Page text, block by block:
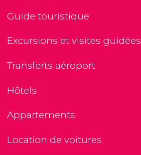
Guide touristique
Excursions et visites guidées
Transferts aéroport
Hôtels
Appartements
Location de voitures